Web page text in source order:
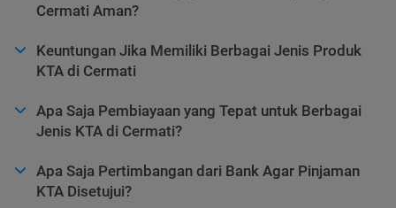
Cermati Aman?
Keuntungan Jika Memiliki Berbagai Jenis Produk
KTA di Cermati
Apa Saja Pembiayaan yang Tepat untuk Berbagai
Jenis KTA di Cermati?
Apa Saja Pertimbangan dari Bank Agar Pinjaman
KTA Disetujui?